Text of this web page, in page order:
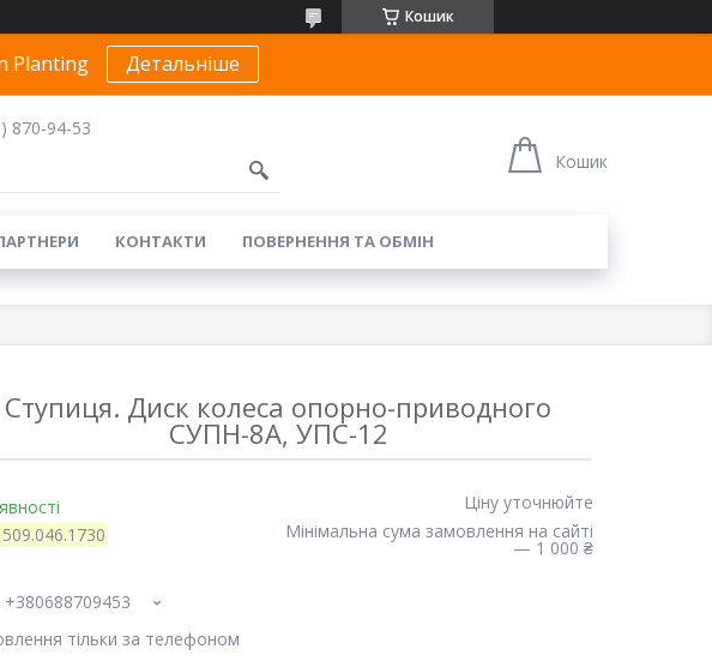
Кошик
Planting Детальніше
870-94-53
Кошик
КОНТАКТИ ПОВЕРНЕННЯ ТА ОБМІН
Ступиця. Диск колеса опорно-приводного
СУПН-8А, УПС-12
509.046.1730
Ціну уточнюйте
Мінімальна сума замовлення на сайті
— 1 000 ₴
+380688709453
тільки за телефоном